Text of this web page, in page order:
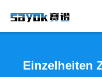
Einzelheiten